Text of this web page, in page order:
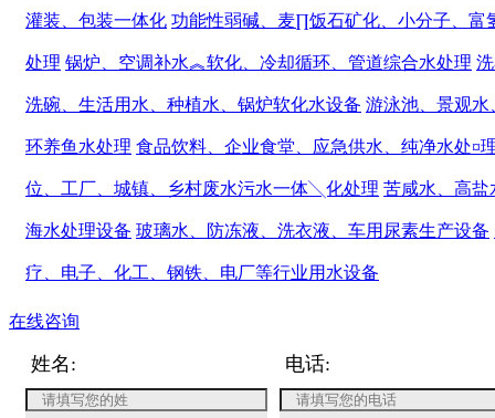
灌装、包装一体化 功能性弱碱、麦∏饭石矿化、小分子、富
处理 锅炉、空调补水︽软化、冷却循环、管道综合水处理
洗碗、生活用水、种植水、锅炉软化水设备 游泳池、景观水
环养鱼水处理 食品饮料、企业食堂、应急供水、纯净水处¤
位、工厂、城镇、乡村废水污水一体╲化处理 苦咸水、高盐
海水处理设备 玻璃水、防冻液、洗衣液、车用尿素生产设备
疗、电子、化工、钢铁、电厂等行业用水设备
在线咨询
姓名: 电话: